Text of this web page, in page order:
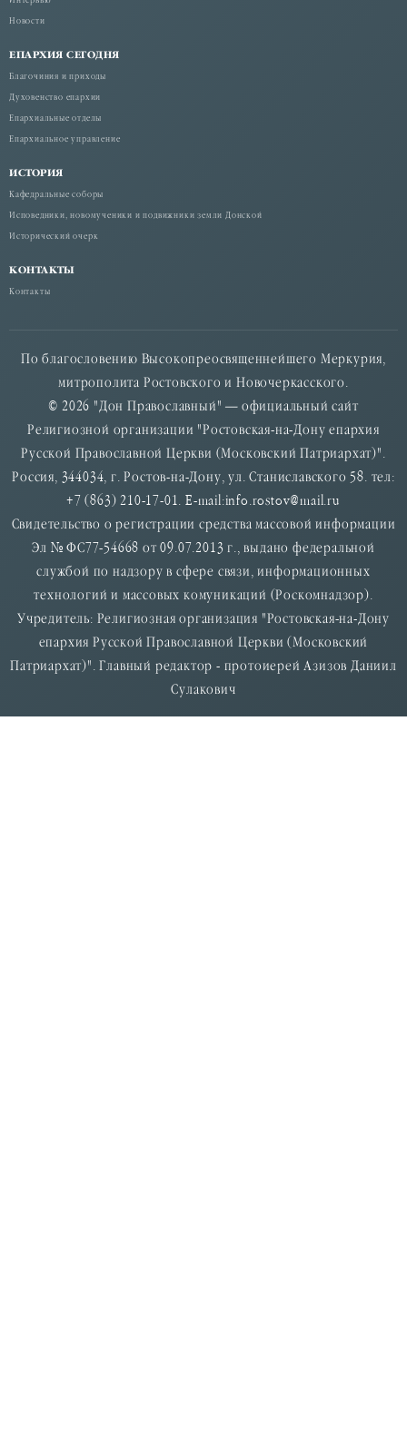
Новости
ЕПАРХИЯ СЕГОДНЯ
Благочиния и приходы
Духовенство епархии
Епархиальные отделы
Епархиальное управление
ИСТОРИЯ
Кафедральные соборы
Исповедники, новомученики и подвижники земли Донской
Исторический очерк
КОНТАКТЫ
Контакты
По благословению Высокопреосвященнейшего Меркурия,
митрополита Ростовского и Новочеркасского.
© 2026 "Дон Православный" — официальный сайт
Религиозной организации "Ростовская-на-Дону епархия
Русской Православной Церкви (Московский Патриархат)".
Россия, 344034, г. Ростов-на-Дону, ул. Станиславского 58. тел:
+7 (863) 210-17-01. E-mail:info.rostov@mail.ru
Свидетельство о регистрации средства массовой информации
Эл № ФС77-54668 от 09.07.2013 г., выдано федеральной
службой по надзору в сфере связи, информационных
технологий и массовых комуникаций (Роскомнадзор).
Учредитель: Религиозная организация "Ростовская-на-Дону
епархия Русской Православной Церкви (Московский
Патриархат)". Главный редактор - протоиерей Азизов Даниил
Сулакович